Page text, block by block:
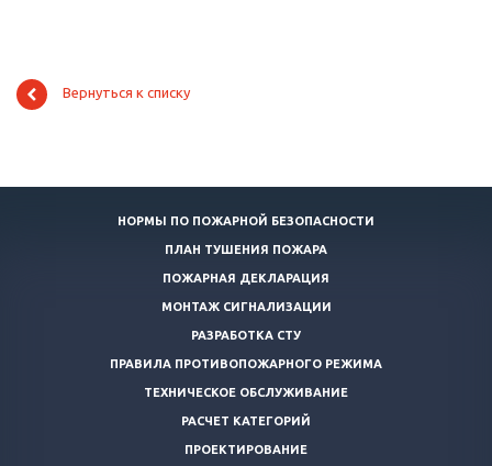
Вернуться к списку
НОРМЫ ПО ПОЖАРНОЙ БЕЗОПАСНОСТИ
ПЛАН ТУШЕНИЯ ПОЖАРА
ПОЖАРНАЯ ДЕКЛАРАЦИЯ
МОНТАЖ СИГНАЛИЗАЦИИ
РАЗРАБОТКА СТУ
ПРАВИЛА ПРОТИВОПОЖАРНОГО РЕЖИМА
ТЕХНИЧЕСКОЕ ОБСЛУЖИВАНИЕ
РАСЧЕТ КАТЕГОРИЙ
ПРОЕКТИРОВАНИЕ